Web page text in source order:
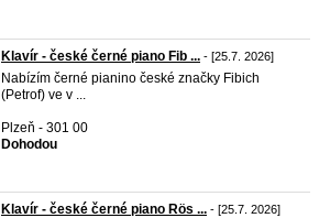
Klavír - české černé piano Fib ... - [25.7. 2026]
Nabízím černé pianino české značky Fibich
(Petrof) ve v ...
Plzeň - 301 00
Dohodou
Klavír - české černé piano Rös ... - [25.7. 2026]